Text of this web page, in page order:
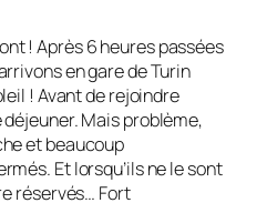
! Après 6 heures passées
en gare de Turin
! Avant de rejoindre
Mais problème,
et beaucoup
Et lorsqu’ils ne le sont
réservés… Fort